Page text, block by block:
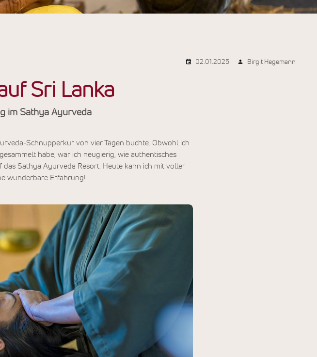
02.01.2025 Birgit Hegemann
Sri Lanka
im Sathya Ayurveda
Schnupperkur von vier Tagen buchte. Obwohl ich
habe, war ich neugierig, wie authentisches
Sathya Ayurveda Resort. Heute kann ich mit voller
wunderbare Erfahrung!